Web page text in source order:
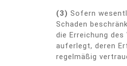
(3) Sofern
Schaden
die Erreichung
auferlegt, deren
regelmäßig